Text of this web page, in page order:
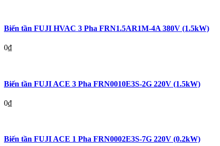
Biến tần FUJI HVAC 3 Pha FRN1.5AR1M-4A 380V (1.5kW)
0₫
Biến tần FUJI ACE 3 Pha FRN0010E3S-2G 220V (1.5kW)
0₫
Biến tần FUJI ACE 1 Pha FRN0002E3S-7G 220V (0.2kW)